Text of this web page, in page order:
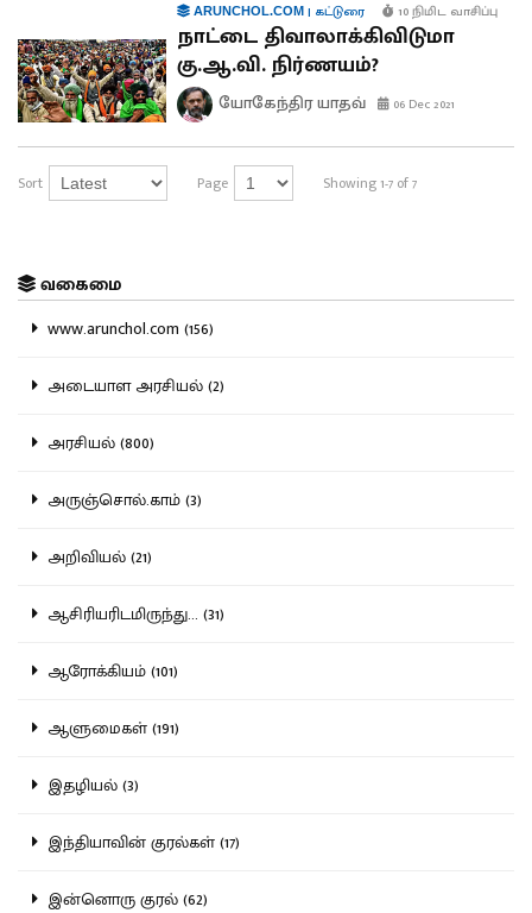
ARUNCHOL.COM| கட்டுரை 10 நிமிட வாசிப்பு
நாட்டை திவாலாக்கிவிடுமா
கு.ஆ.வி. நிர்ணயம்?
யோகேந்திர யாதவ் 06 Dec 2021
Sort Page Showing 1-7 of 7
வகைமை
www.arunchol.com (156)
அடையாள அரசியல் (2)
அரசியல் (800)
அருஞ்சொல்.காம் (3)
அறிவியல் (21)
ஆசிரியரிடமிருந்து... (31)
ஆரோக்கியம் (101)
ஆளுமைகள் (191)
இதழியல் (3)
இந்தியாவின் குரல்கள் (17)
இன்னொரு குரல் (62)